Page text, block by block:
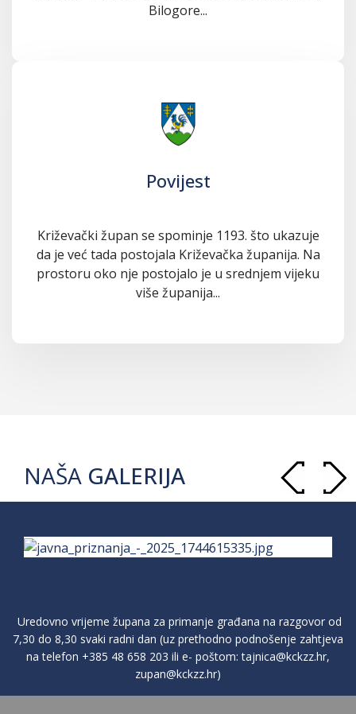
Bilogore...
Povijest
Križevački župan se spominje 1193. što ukazuje
da je već tada postojala Križevačka županija. Na
prostoru oko nje postojalo je u srednjem vijeku
više županija...
NAŠA GALERIJA
Uredovno vrijeme župana za primanje građana na razgovor od
7,30 do 8,30 svaki radni dan (uz prethodno podnošenje zahtjeva
na telefon +385 48 658 203 ili e- poštom:tajnica@kckzz.hr,
zupan@kckzz.hr)